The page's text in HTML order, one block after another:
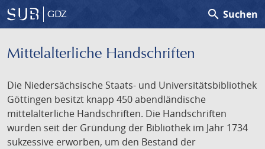
GDZ search Suchen
Mittelalterliche Handschriften
Die Niedersächsische Staats- und Universitätsbibliothek
Göttingen besitzt knapp 450 abendländische
mittelalterliche Handschriften. Die Handschriften
wurden seit der Gründung der Bibliothek im Jahr 1734
sukzessive erworben, um den Bestand der